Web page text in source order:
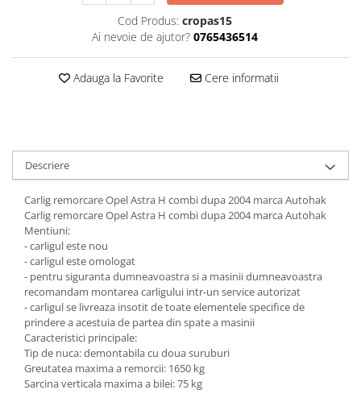
Carlige Lada
Carlige Lancia
Carlige Land Rover
Carlige Lexus
Carlige MAN
Carlige Mazda
Carlige Mercedes
Carlige MG
Carlige Mini
Carlige Mitsubishi
Covorase auto Toyota
Covorase auto Volvo
Scut motor MAN
Scut motor Maxus
Scut motor Mazda
Scut motor Mercedes
Scut motor Mitsubishi
Scut motor Nissan
Scut motor Opel
Scut motor Peugeot
Scut motor Porsche
Scut motor Renault
Scut motor SAAB
Scut motor Seat
Scut motor Skoda
Scut motor Smart
Cod Produs: cropas15
Ai nevoie de ajutor? 0765436514
Adauga la Favorite Cere informatii
Descriere
Carlig remorcare Opel Astra H combi dupa 2004 marca Autohak
Carlig remorcare Opel Astra H combi dupa 2004 marca Autohak
Mentiuni:
- carligul este nou
- carligul este omologat
- pentru siguranta dumneavoastra si a masinii dumneavoastra
recomandam montarea carligului intr-un service autorizat
- carligul se livreaza insotit de toate elementele specifice de
prindere a acestuia de partea din spate a masinii
Caracteristici principale:
Tip de nuca: demontabila cu doua suruburi
Greutatea maxima a remorcii: 1650 kg
Sarcina verticala maxima a bilei: 75 kg